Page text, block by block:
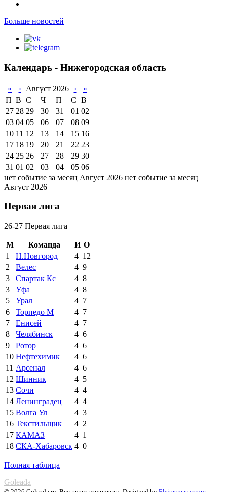
Больше новостей
Календарь - Нижегородская область
« ‹ Август 2026 ›
»
П В С Ч П С В
27 28 29 30 31 01 02
03 04 05 06 07 08 09
10 11 12 13 14 15 16
17 18 19 20 21 22 23
24 25 26 27 28 29 30
31 01 02 03 04 05 06
нет событие за месяц Август 2026 нет событие за месяц
Август 2026
Первая лига
26-27 Первая лига
М Команда И О
1
Н.Новгород 4 12
2
Велес 4 9
3
Спартак Кс 4 8
3
Уфа 4 8
5
Урал 4 7
6
Торпедо М 4 7
7
Енисей 4 7
8
Челябинск 4 6
9
Ротор 4 6
10 Нефтехимик 4 6
11 Арсенал 4 6
12 Шинник 4 5
13 Сочи 4 4
14 Ленинградец 4 4
15 Волга Ул 4 3
16 Текстильщик 4 2
17 КАМАЗ 4 1
18 СКА-Хабаровск 4 0
Полная таблица
Goleada